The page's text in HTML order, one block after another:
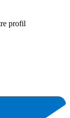
profil